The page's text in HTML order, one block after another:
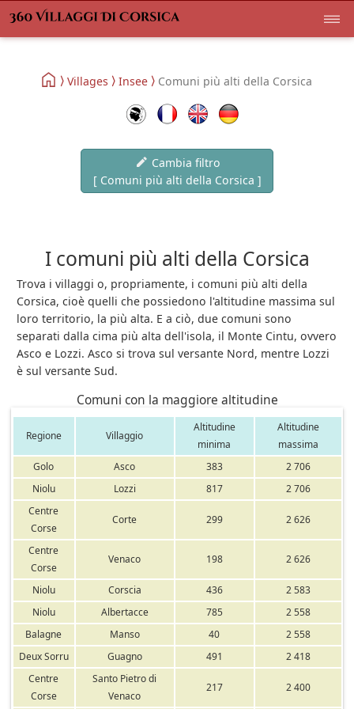
Villages Insee Comuni più alti della Corsica
Cambia filtro
[ Comuni più alti della Corsica ]
I comuni più alti della Corsica
Trova i villaggi o, propriamente, i comuni più alti della
Corsica, cioè quelli che possiedono l'altitudine massima sul
loro territorio, la più alta. E a ciò, due comuni sono
separati dalla cima più alta dell'isola, il Monte Cintu, ovvero
Asco e Lozzi. Asco si trova sul versante Nord, mentre Lozzi
è sul versante Sud.
Comuni con la maggiore altitudine
Regione Villaggio
Altitudine
minima
Altitudine
massima
Golo
Asco 383
2 706
Niolu
Lozzi 817
2 706
Centre
Corse
Corte 299 2 626
Centre
Corse
Venaco 198 2 626
Niolu Corscia 436
2 583
Niolu
Albertacce 785
2 558
Balagne
Manso 40
2 558
Deux Sorru
Guagno 491
2 418
Centre
Corse
Santo Pietro di
Venaco
217 2 400